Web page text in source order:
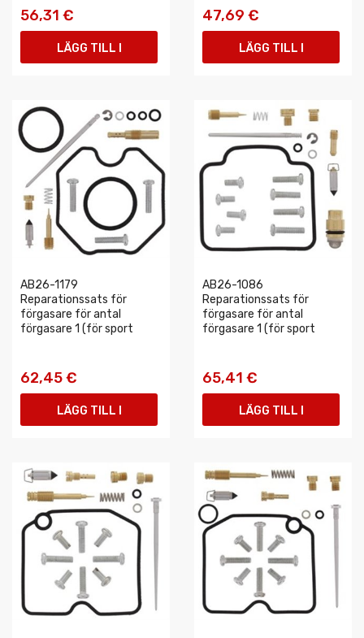
56,31 €
LÄGG TILL I
47,69 €
LÄGG TILL I
AB26-1179
Reparationssats för
förgasare för antal
förgasare 1 (för sport
62,45 €
LÄGG TILL I
AB26-1086
Reparationssats för
förgasare för antal
förgasare 1 (för sport
65,41 €
LÄGG TILL I